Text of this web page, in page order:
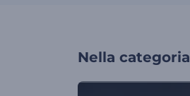
Nella categoria